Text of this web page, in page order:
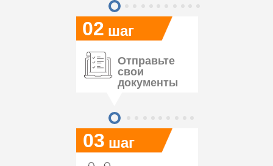
03
02 шаг
шаг
Отправьте
свои
документы